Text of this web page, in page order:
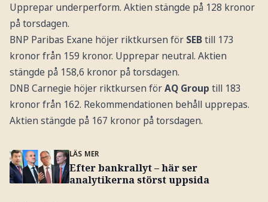
Upprepar underperform. Aktien stängde på 128 kronor
på torsdagen.
BNP Paribas Exane höjer riktkursen för SEBtill 173
kronor från 159 kronor. Upprepar neutral. Aktien
stängde på 158,6 kronor på torsdagen.
DNB Carnegie höjer riktkursen förAQ Group till 183
kronor från 162. Rekommendationen behåll upprepas.
Aktien stängde på 167 kronor på torsdagen.
LÄS MER
Efter bankrallyt – här ser
analytikerna störst uppsida